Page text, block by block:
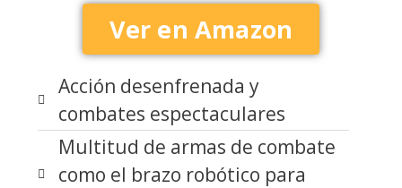
Ver en Amazon
Acción desenfrenada y
combates espectaculares
Multitud de armas de combate
como el brazo robótico para